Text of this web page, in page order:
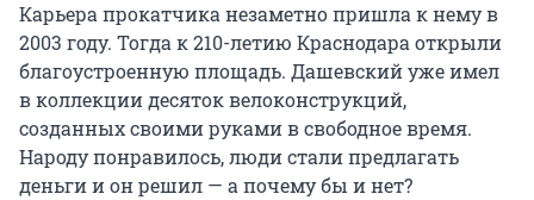
Карьера прокатчика незаметно пришла к нему в
2003 году. Тогда к 210-летию Краснодара открыли
благоустроенную площадь. Дашевский уже имел
в коллекции десяток велоконструкций,
созданных своими руками в свободное время.
Народу понравилось, люди стали предлагать
деньги и он решил — а почему бы и нет?